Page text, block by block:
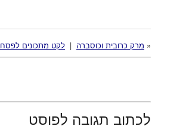
« מרק כרובית וכוסברה | לקט מתכונים לפסח 2015
לכתוב תגובה לפוסט